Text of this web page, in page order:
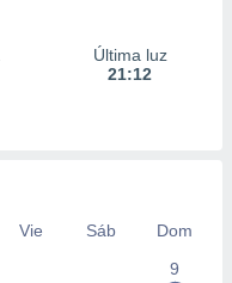
Última luz
21:12
Vie Sáb
Dom
9